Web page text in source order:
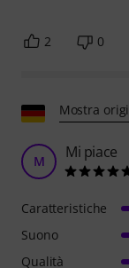
2 0
Mostra
M Mi piace
Caratteristiche
Suono
Qualità